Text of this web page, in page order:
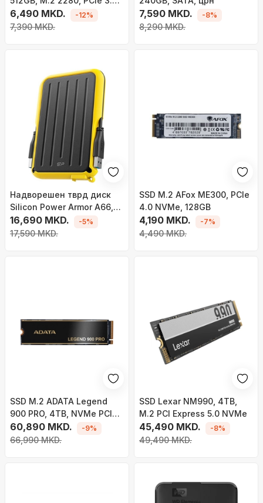
x4 NVMe
6,490 MKD.
7,390 MKD.
-12% 7,590 MKD.
8,290 MKD.
-8%
Надворешен тврд диск
Silicon Power Armor A66,
2TB, USB 3.2, црно жолт
16,690 MKD.
17,590 MKD.
-5%
SSD M.2 AFox ME300, PCIe
4.0 NVMe, 128GB
4,190 MKD.
4,490 MKD.
-7%
SSD M.2 ADATA Legend
900 PRO, 4TB, NVMe PCIe
4.0, M.2 2280
60,890 MKD.
66,990 MKD.
-9%
SSD Lexar NM990, 4TB,
M.2 PCI Express 5.0 NVMe
45,490 MKD.
49,490 MKD.
-8%